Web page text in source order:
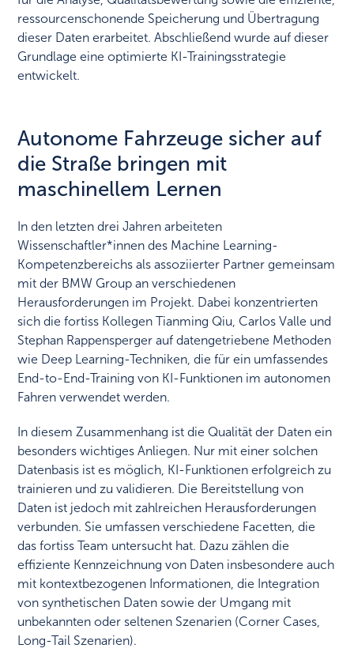
ressourcenschonende Speicherung und Übertragung
dieser Daten erarbeitet. Abschließend wurde auf dieser
Grundlage eine optimierte KI-Trainingsstrategie
entwickelt.
Autonome Fahrzeuge sicher auf
die Straße bringen mit
maschinellem Lernen
In den letzten drei Jahren arbeiteten
Wissenschaftler*innen des Machine Learning-
Kompetenzbereichs als assoziierter Partner gemeinsam
mit der BMW Group an verschiedenen
Herausforderungen im Projekt. Dabei konzentrierten
sich die fortiss Kollegen Tianming Qiu, Carlos Valle und
Stephan Rappensperger auf datengetriebene Methoden
wie Deep Learning-Techniken, die für ein umfassendes
End-to-End-Training von KI-Funktionen im autonomen
Fahren verwendet werden.
In diesem Zusammenhang ist die Qualität der Daten ein
besonders wichtiges Anliegen. Nur mit einer solchen
Datenbasis ist es möglich, KI-Funktionen erfolgreich zu
trainieren und zu validieren. Die Bereitstellung von
Daten ist jedoch mit zahlreichen Herausforderungen
verbunden. Sie umfassen verschiedene Facetten, die
das fortiss Team untersucht hat. Dazu zählen die
effiziente Kennzeichnung von Daten insbesondere auch
mit kontextbezogenen Informationen, die Integration
von synthetischen Daten sowie der Umgang mit
unbekannten oder seltenen Szenarien (Corner Cases,
Long-Tail Szenarien).